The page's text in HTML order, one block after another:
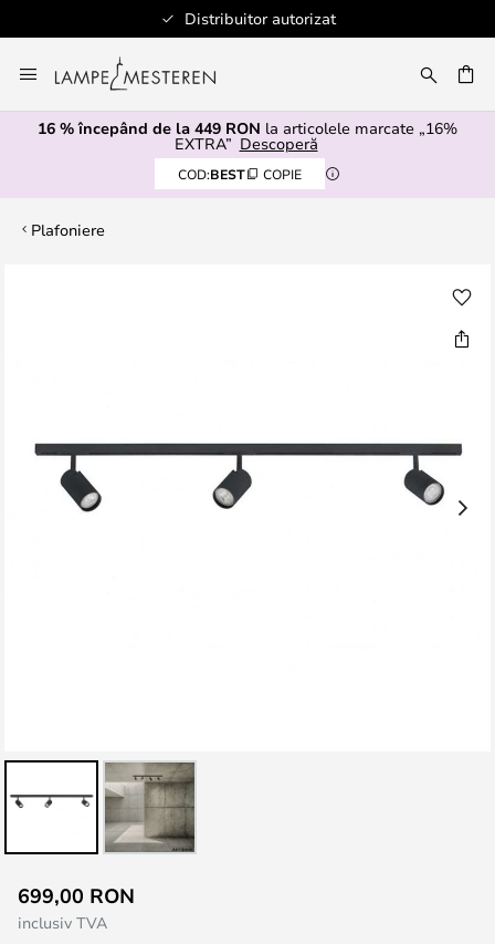
la
Continut
16 % începând de la 449 RON la articolele marcate „16%
EXTRA” Descoperă
COD:BEST COPIE
Plafoniere
images
to
the
699,00 RON
inclusiv TVA